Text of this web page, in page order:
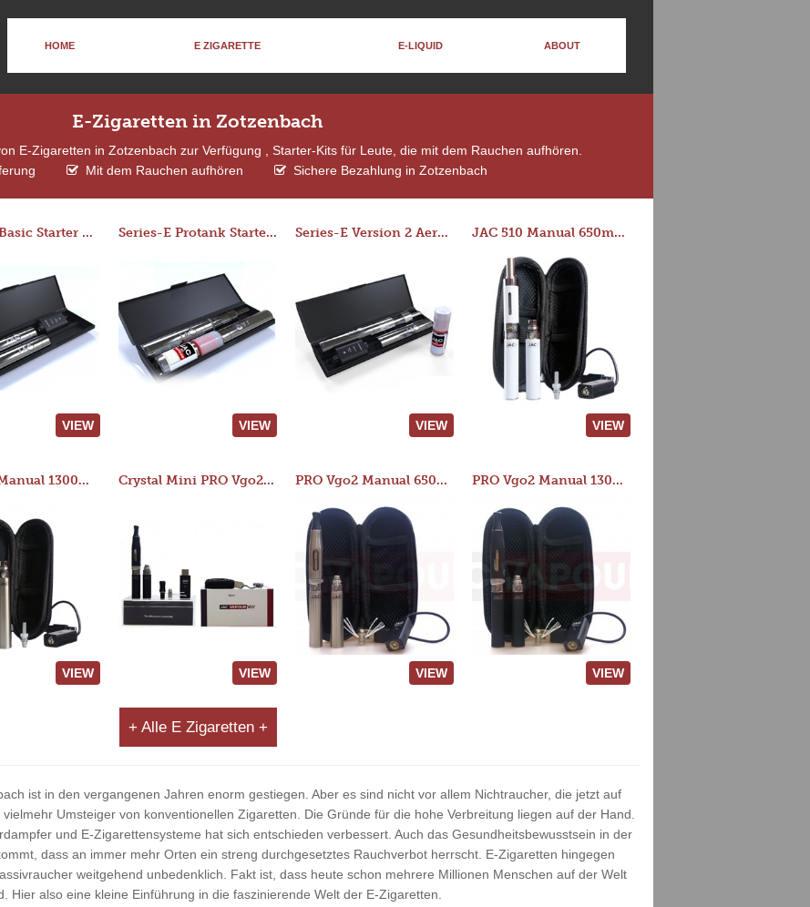
HOME E ZIGARETTE E-LIQUID ABOUT
E-Zigaretten in Zotzenbach
E-Zigaretten in Zotzenbach zur Verfügung , Starter-Kits für Leute, die mit dem Rauchen aufhören.
Mit dem Rauchen aufhören Sichere Bezahlung in Zotzenbach
Series-E Basic Starter Kit (No Tank)
VIEW
Series-E Protank Starter Kit
VIEW
Series-E Version 2 Aero Tank Starter Kit
VIEW
JAC 510 Manual 650mAh Starter Kit
VIEW
JAC 510 Manual 1300mAh Starter Kit
VIEW
Crystal Mini PRO Vgo2 Manual 400mAh Kit
VIEW
PRO Vgo2 Manual 650mAh Kit
VIEW
PRO Vgo2 Manual 1300mAh Kit
VIEW
+ Alle E Zigaretten +
ist in den vergangenen Jahren enorm gestiegen. Aber es sind nicht vor allem Nichtraucher, die jetzt auf
Umsteiger von konventionellen Zigaretten. Die Gründe für die hohe Verbreitung liegen auf der Hand.
und E-Zigarettensysteme hat sich entschieden verbessert. Auch das Gesundheitsbewusstsein in der
dass an immer mehr Orten ein streng durchgesetztes Rauchverbot herrscht. E-Zigaretten hingegen
weitgehend unbedenklich. Fakt ist, dass heute schon mehrere Millionen Menschen auf der Welt
Hier also eine kleine Einführung in die faszinierende Welt der E-Zigaretten.